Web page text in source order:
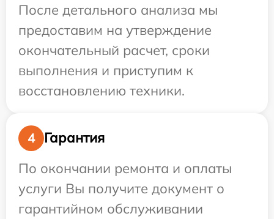
После детального анализа мы
предоставим на утверждение
окончательный расчет, сроки
выполнения и приступим к
восстановлению техники.
4
Гарантия
По окончании ремонта и оплаты
услуги Вы получите документ о
гарантийном обслуживании